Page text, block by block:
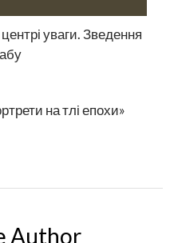
уваги. Зведення
на тлі епохи»
Author